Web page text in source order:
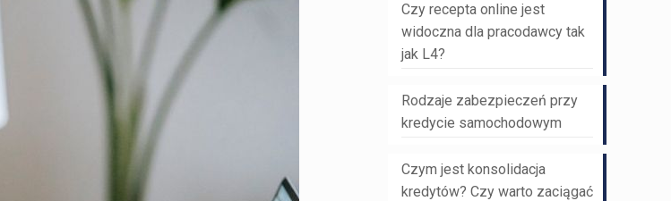
Czy recepta online jest
widoczna dla pracodawcy tak
jak L4?
Rodzaje zabezpieczeń przy
kredycie samochodowym
Czym jest konsolidacja
kredytów? Czy warto zaciągać